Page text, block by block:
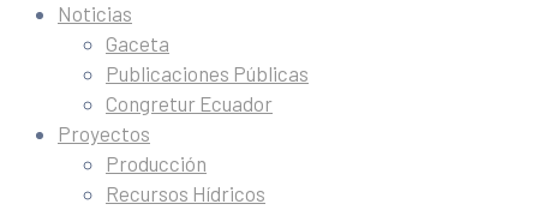
Noticias
Gaceta
Publicaciones Públicas
Congretur Ecuador
Proyectos
Producción
Recursos Hídricos